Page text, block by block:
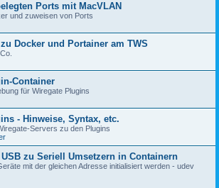
Ports mit MacVLAN
und zuweisen von Ports
Docker und Portainer am TWS
Container
für Wiregate Plugins
- Hinweise, Syntax, etc.
Servers zu den Plugins
zu Seriell Umsetzern in Containern
mit der gleichen Adresse initialisiert werden - udev